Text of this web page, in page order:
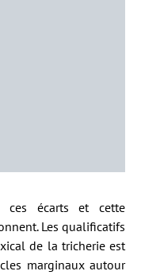
ces écarts et cette
Les qualificatifs
de la tricherie est
marginaux autour